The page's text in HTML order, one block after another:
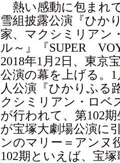
熱い感動に包まれ
雪組披露公演『ひか
家、マクシミリアン
ル～』『SUPER
2018年1月2日、東京
公演の幕を上げる。
人公演『ひかりふる
クシミリアン・ロベ
が行われて、第102
が宝塚大劇場公演に
ンのマリー＝アンヌ
102期といえば、宝